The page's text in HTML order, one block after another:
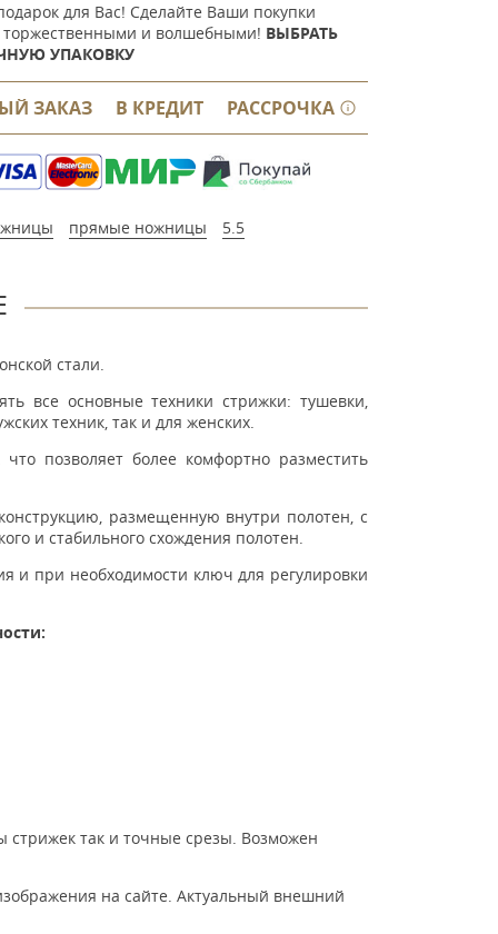
для Вас! Сделайте Ваши покупки
торжественными и волшебными! ВЫБРАТЬ
УПАКОВКУ
ЗАКАЗ В КРЕДИТ РАССРОЧКА
прямые ножницы 5.5
стали.
все основные техники стрижки: тушевки,
техник, так и для женских.
позволяет более комфортно разместить
размещенную внутри полотен, с
и стабильного схождения полотен.
и при необходимости ключ для регулировки
стрижек так и точные срезы. Возможен
на сайте. Актуальный внешний